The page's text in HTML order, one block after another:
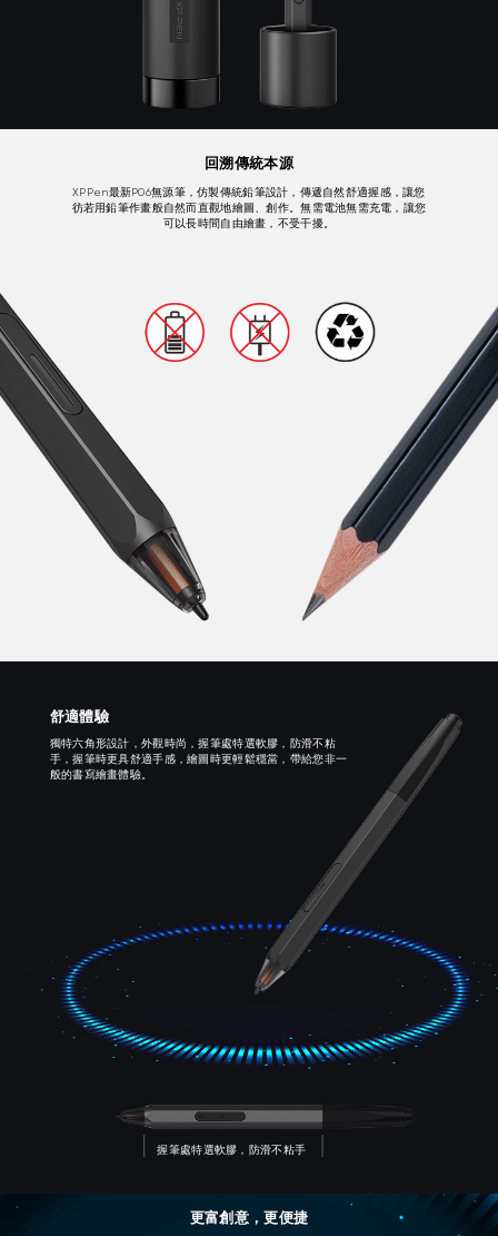
回溯傳統本源
XPPen最新P06無源筆，仿製傳統鉛筆設計，傳遞自然舒適握感，讓您
彷若用鉛筆作畫般自然而直觀地繪圖、創作。無需電池無需充電，讓您
可以長時間自由繪畫，不受干擾。
舒適體驗
獨特六角形設計，外觀時尚，握筆處特選軟膠，防滑不粘
手，握筆時更具舒適手感，繪圖時更輕鬆穩當，帶給您非一
般的書寫繪畫體驗。
握筆處特選軟膠，防滑不粘手
更富創意，更便捷